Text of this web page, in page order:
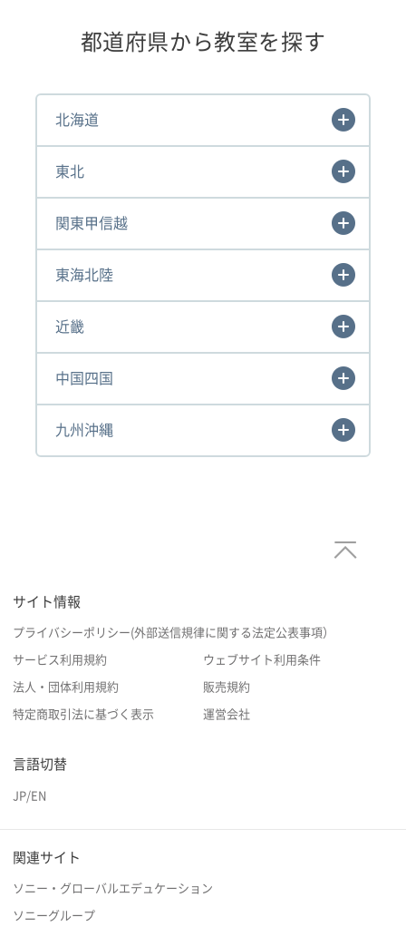
都道府県から教室を探す
北海道
東北
関東甲信越
東海北陸
近畿
中国四国
九州沖縄
サイト情報
プライバシーポリシー(外部送信規律に関する法定公表事項）
サービス利用規約 ウェブサイト利用条件
法人・団体利用規約 販売規約
特定商取引法に基づく表示 運営会社
言語切替
JP/EN
関連サイト
ソニー・グローバルエデュケーション
ソニーグループ